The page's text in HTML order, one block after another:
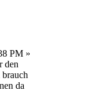
PM »
den
da